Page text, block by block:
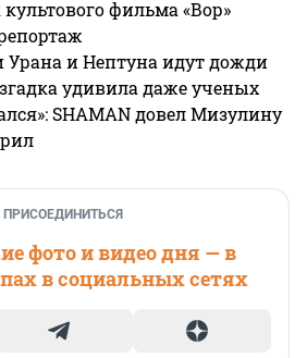
фильма «Вор»
Урана и Нептуна идут дожди
удивила даже ученых
SHAMAN довел Мизулину
ПРИСОЕДИНИТЬСЯ
фото и видео дня — в
в социальных сетях